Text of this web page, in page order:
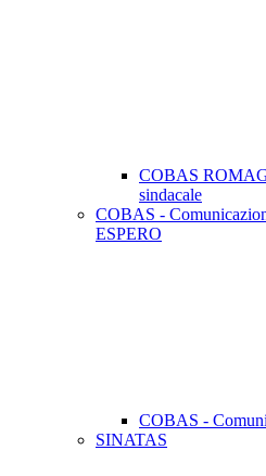
COBAS
sindacale
COBAS -
ESPERO
COBAS -
SINATAS